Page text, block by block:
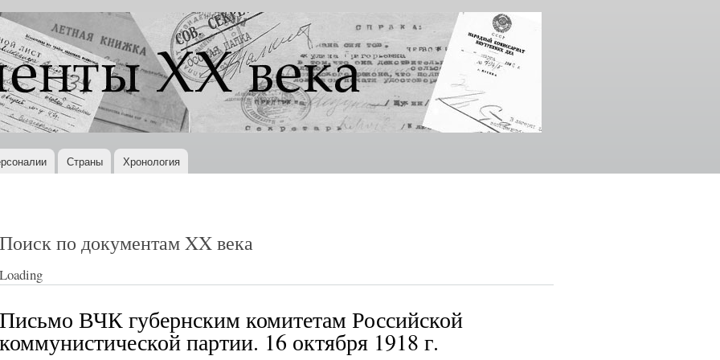
Перейти к
основному
содержанию
Страны Хронология
Поиск по документам XX века
Loading
Письмо ВЧК губернским комитетам Российской
коммунистической партии. 16 октября 1918 г.